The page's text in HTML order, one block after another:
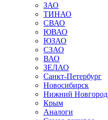
ЗАО
ТИНАО
СВАО
ЮВАО
ЮЗАО
СЗАО
ВАО
ЗЕЛАО
Санкт-Петербург
Новосибирск
Нижний Новгород
Крым
Аналоги